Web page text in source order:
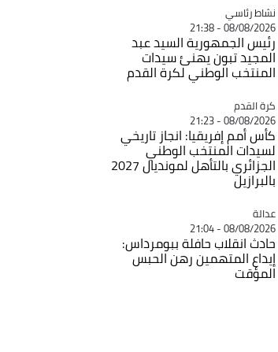
Catégorie
نشاط رئاسي
08/08/2026 - 21:38
رئيس الجمهورية السيد عبد
المجيد تبون يهنئ سيدات
المنتخب الوطني لكرة القدم
Catégorie
كرة القدم
08/08/2026 - 21:23
كأس أمم إفريقيا: انجاز تاريخي
لسيدات المنتخب الوطني
الجزائري بالتأهل لمونديال 2027
بالبرازيل
Catégorie
عدالة
08/08/2026 - 21:04
حادث انقلاب حافلة ببومرداس:
إيداع المتهمين رهن الحبس
المؤقت